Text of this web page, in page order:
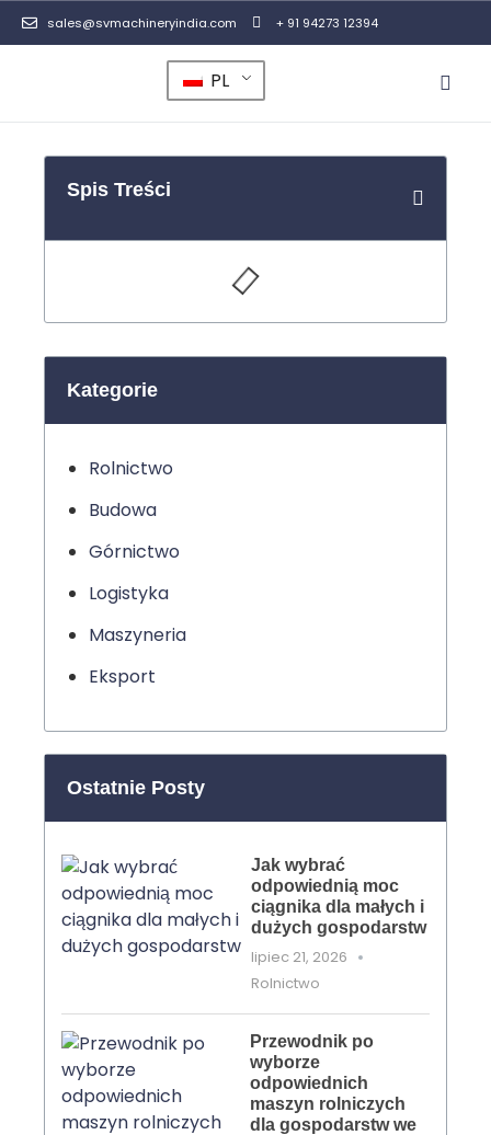
sales@svmachineryindia.com + 91 94273 12394
PL
Spis Treści
Kategorie
Rolnictwo
Budowa
Górnictwo
Logistyka
Maszyneria
Eksport
Ostatnie Posty
Jak wybrać
odpowiednią moc
ciągnika dla małych i
dużych gospodarstw
lipiec 21, 2026
Rolnictwo
Przewodnik po
wyborze
odpowiednich
maszyn rolniczych
dla gospodarstw we